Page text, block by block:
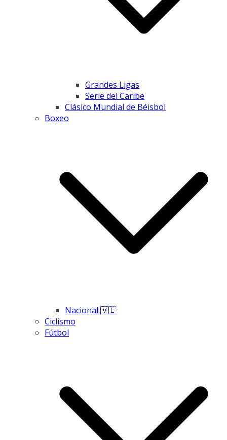
Grandes Ligas
Serie del Caribe
Clásico Mundial de Béisbol
Boxeo
Nacional 🇻🇪
Ciclismo
Fútbol